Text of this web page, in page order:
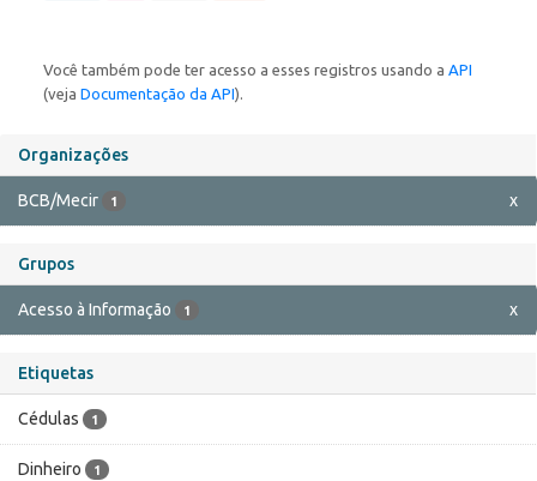
Organizações
BCB/Mecir 1 x
Grupos
Acesso à Informação 1 x
Etiquetas
Cédulas 1
Dinheiro 1
Você também pode ter acesso a esses registros usando a API
(veja Documentação da API).